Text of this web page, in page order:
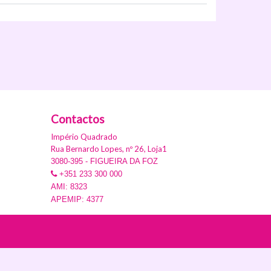
Contactos
Império Quadrado
Rua Bernardo Lopes, nº 26, Loja1
3080-395 - FIGUEIRA DA FOZ
+351 233 300 000
AMI: 8323
APEMIP: 4377